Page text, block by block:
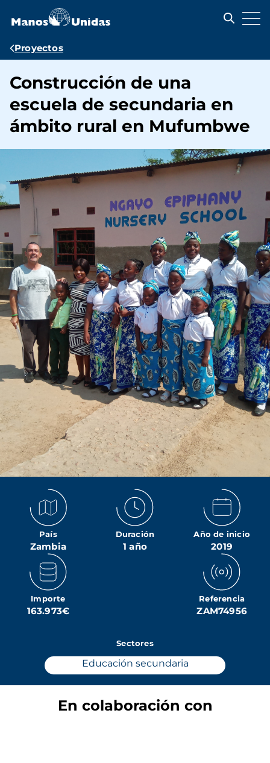
contenido
Ruta
navegación
Proyectos
Construcción de una
escuela de secundaria en
ámbito rural en Mufumbwe
País
Zambia
Duración
1 año
Año de inicio
2019
Importe
163.973€
Referencia
ZAM74956
Sectores
Educación secundaria
En colaboración con